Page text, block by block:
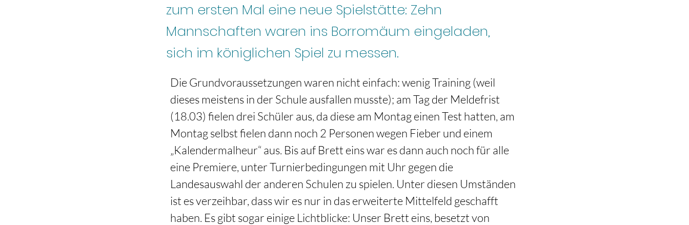
zum ersten Mal eine neue Spielstätte: Zehn
Mannschaften waren ins Borromäum eingeladen,
sich im königlichen Spiel zu messen.
Die Grundvoraussetzungen waren nicht einfach: wenig Training (weil
dieses meistens in der Schule ausfallen musste); am Tag der Meldefrist
(18.03) fielen drei Schüler aus, da diese am Montag einen Test hatten, am
Montag selbst fielen dann noch 2 Personen wegen Fieber und einem
„Kalendermalheur“ aus. Bis auf Brett eins war es dann auch noch für alle
eine Premiere, unter Turnierbedingungen mit Uhr gegen die
Landesauswahl der anderen Schulen zu spielen. Unter diesen Umständen
ist es verzeihbar, dass wir es nur in das erweiterte Mittelfeld geschafft
haben. Es gibt sogar einige Lichtblicke: Unser Brett eins, besetzt von